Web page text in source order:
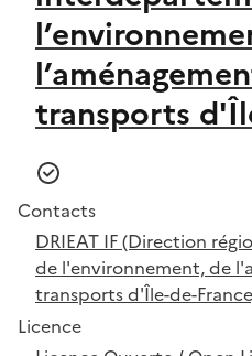
transports
Contacts
DRIEAT IF (Direction
de l'environnement, de
transports d'Île-de-
Licence